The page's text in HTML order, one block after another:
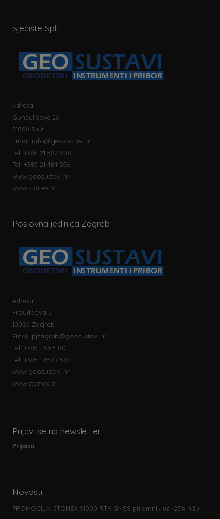
Sjedište Split
Adresa:
Gundulićeva 26
21000 Split
Email: info@geosustavi.hr
Tel: +385 21 582 208
Tel: +385 21 484 556
www.geosustavi.hr
www.stonex.hr
Poslovna jedinica Zagreb
Adresa:
Froudeova 3
10000 Zagreb
Email: pjzagreb@geosustavi.hr
Tel: +385 1 5615 801
Tel: +385 1 6528 592
www.geosustavi.hr
www.stonex.hr
Prijavi se na newsletter
Prijava
Novosti
PROMOCIJA: STONEX S1000 RTK GNSS prijemnik uz -25% nižu